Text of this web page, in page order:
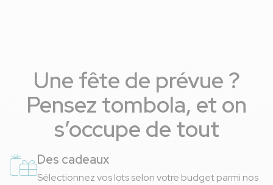
Une fête de prévue ?
Pensez tombola, et on
s’occupe de tout
Des cadeaux
Sélectionnez vos lots selon votre budget parmi nos